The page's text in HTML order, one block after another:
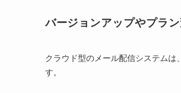
バージョンアップやプラ
クラウド型のメール配信システムは
す。